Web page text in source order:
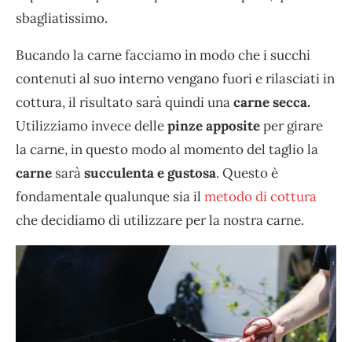
sbagliatissimo.
Bucando la carne facciamo in modo che i succhi
contenuti al suo interno vengano fuori e rilasciati in
cottura, il risultato sarà quindi unacarne secca.
Utilizziamo invece dellepinze appositeper girare
la carne, in questo modo al momento del taglio la
carne saràsucculenta e gustosa. Questo è
fondamentale qualunque sia il metodo di cottura
che decidiamo di utilizzare per la nostra carne.